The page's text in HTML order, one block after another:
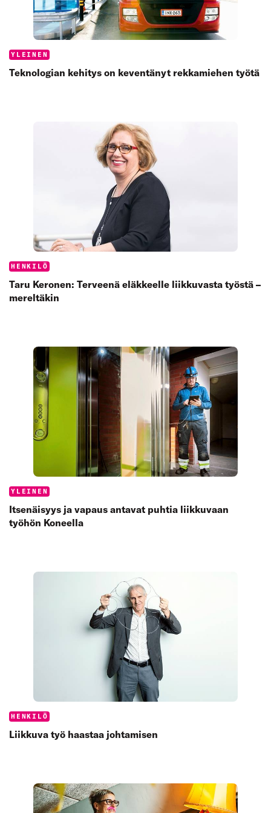
Categories:
YLEINEN
Teknologian kehitys on keventänyt rekkamiehen työtä
Categories:
HENKILÖ
Taru Keronen: Terveenä eläkkeelle liikkuvasta työstä –
mereltäkin
Categories:
YLEINEN
Itsenäisyys ja vapaus antavat puhtia liikkuvaan
työhön Koneella
Categories:
HENKILÖ
Liikkuva työ haastaa johtamisen